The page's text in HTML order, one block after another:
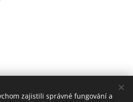
zajistili správné fungování a